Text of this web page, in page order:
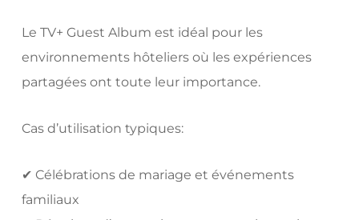
Le TV+ Guest Album est idéal pour les
environnements hôteliers où les expériences
partagées ont toute leur importance.
Cas d’utilisation typiques:
✔ Célébrations de mariage et événements
familiaux